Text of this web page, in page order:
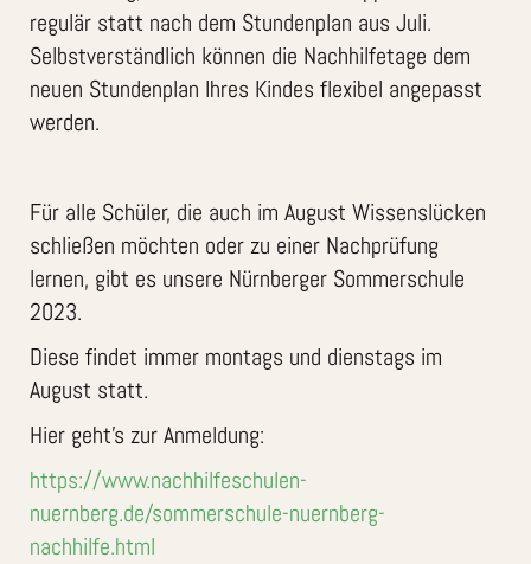
regulär statt nach dem Stundenplan aus Juli.
Selbstverständlich können die Nachhilfetage dem
neuen Stundenplan Ihres Kindes flexibel angepasst
werden.
Für alle Schüler, die auch im August Wissenslücken
schließen möchten oder zu einer Nachprüfung
lernen, gibt es unsere Nürnberger Sommerschule
2023.
Diese findet immer montags und dienstags im
August statt.
Hier geht’s zur Anmeldung:
https://www.nachhilfeschulen-
nuernberg.de/sommerschule-nuernberg-
nachhilfe.html